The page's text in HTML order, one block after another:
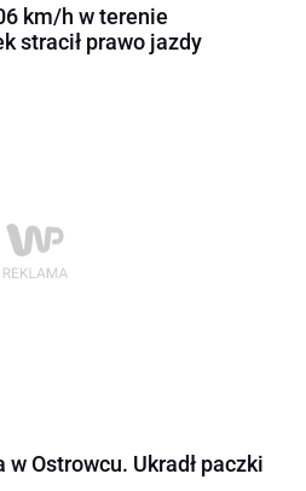
km/h w terenie
stracił prawo jazdy
w Ostrowcu. Ukradł paczki